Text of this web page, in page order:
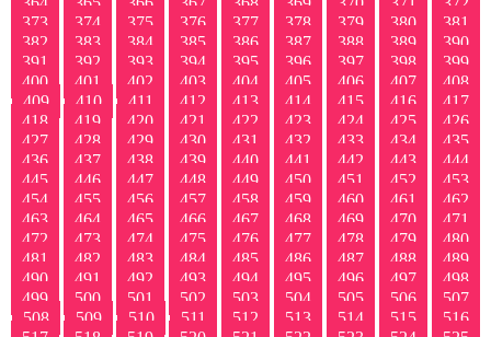
373
374 375 376 377 378 379 380
381
382
383 384 385 386 387 388 389
390
391
392 393 394 395 396 397 398
399
400
401 402 403 404 405 406 407
408
409
410 411 412 413 414 415 416
417
418
419 420 421 422 423 424 425
426
427
428 429 430 431 432 433 434
435
436
437 438 439 440 441 442 443
444
445
446 447 448 449 450 451 452
453
454
455 456 457 458 459 460 461
462
463
464 465 466 467 468 469 470
471
472
473 474 475 476 477 478 479
480
481
482 483 484 485 486 487 488
489
490
491 492 493 494 495 496 497
498
499
500 501 502 503 504 505 506
507
508
509 510 511 512 513 514 515
516